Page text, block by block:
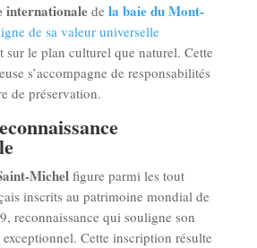
internationale de la baie du Mont-
de sa valeur universelle
sur le plan culturel que naturel. Cette
s’accompagne de responsabilités
de préservation.
Michelfigure parmi les tout
inscrits au patrimoine mondial de
reconnaissance qui souligne son
Cette inscription résulte